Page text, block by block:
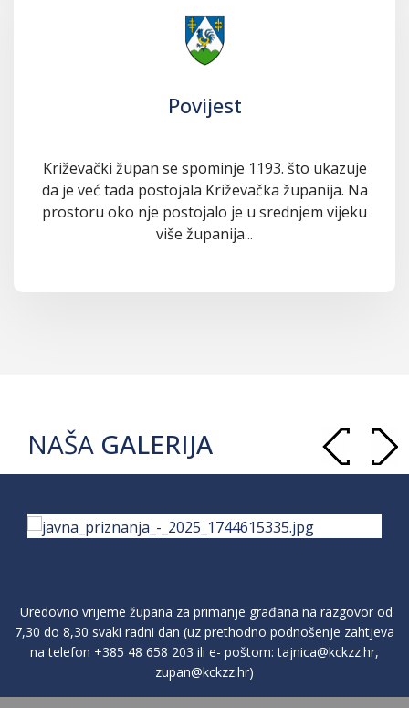
Povijest
Križevački župan se spominje 1193. što ukazuje
da je već tada postojala Križevačka županija. Na
prostoru oko nje postojalo je u srednjem vijeku
više županija...
NAŠA GALERIJA
Uredovno vrijeme župana za primanje građana na razgovor od
7,30 do 8,30 svaki radni dan (uz prethodno podnošenje zahtjeva
na telefon +385 48 658 203 ili e- poštom:tajnica@kckzz.hr,
zupan@kckzz.hr)